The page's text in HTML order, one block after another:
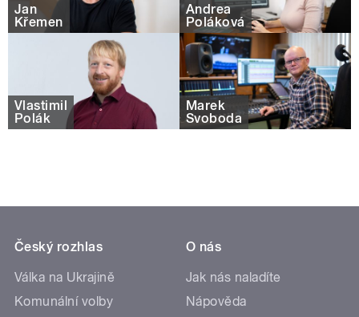
Jan
Křemen
Andrea
Poláková
Vlastimil
Polák
Marek
Svoboda
Český rozhlas
Válka na Ukrajině
Komunální volby
O nás
Jak nás naladíte
Nápověda